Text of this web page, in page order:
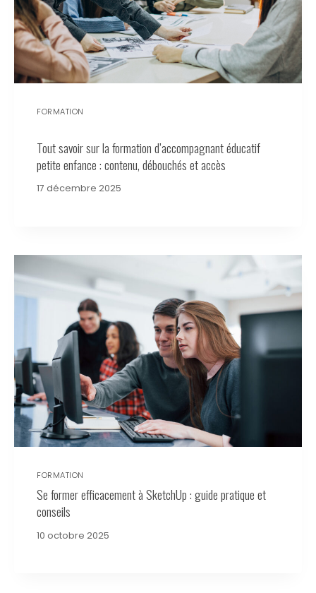
FORMATION
Tout savoir sur la formation d’accompagnant éducatif
petite enfance : contenu, débouchés et accès
17 décembre 2025
FORMATION
Se former efficacement à SketchUp : guide pratique et
conseils
10 octobre 2025